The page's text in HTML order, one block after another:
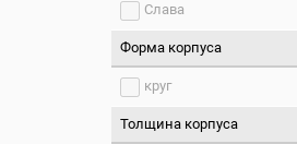
Слава
Форма корпуса
круг
Толщина корпуса